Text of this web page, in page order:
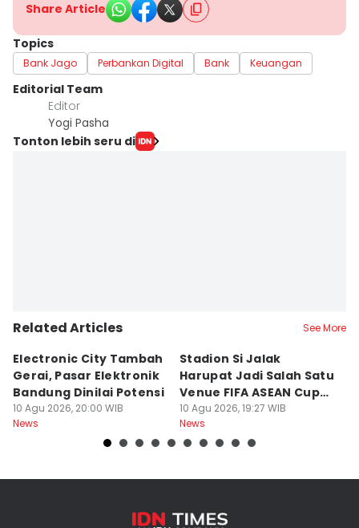
Share Article
Topics
Bank Jago Perbankan Digital Bank Keuangan
Editorial Team
Editor
Yogi Pasha
Tonton lebih seru di
Related Articles See More
Electronic City Tambah
Gerai, Pasar Elektronik
Bandung Dinilai Potensi
10 Agu 2026, 20:00 WIB
News
Stadion Si Jalak
Harupat Jadi Salah Satu
Venue FIFA ASEAN Cup
2026
10 Agu 2026, 19:27 WIB
News